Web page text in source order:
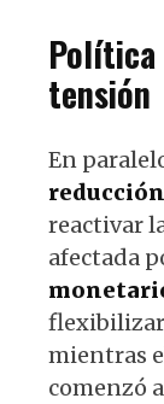
Política
tensión
En
reducción
reactivar
afectada
mientras
comenzó